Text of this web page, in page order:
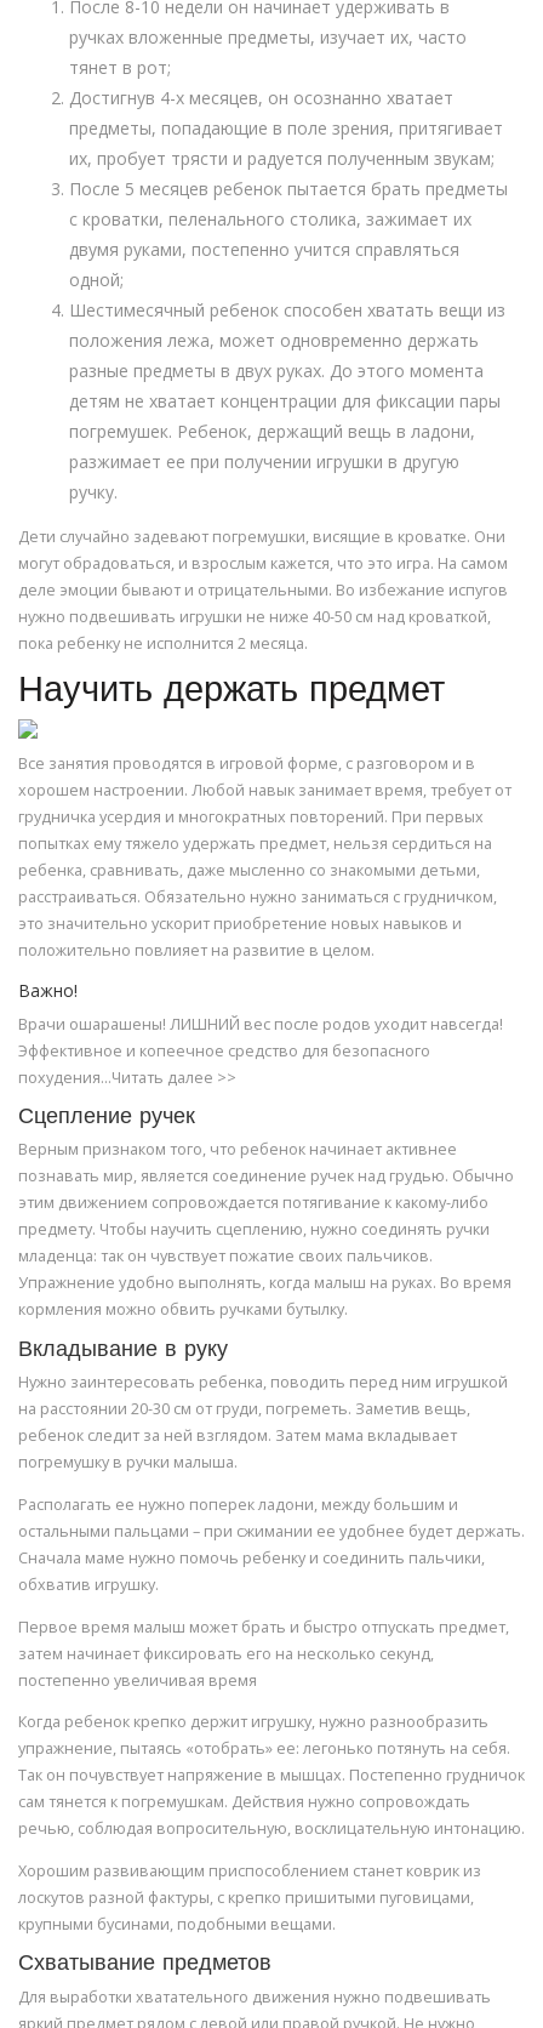
После 8-10 недели он начинает удерживать в
ручках вложенные предметы, изучает их, часто
тянет в рот;
Достигнув 4-х месяцев, он осознанно хватает
предметы, попадающие в поле зрения, притягивает
их, пробует трясти и радуется полученным звукам;
После 5 месяцев ребенок пытается брать предметы
с кроватки, пеленального столика, зажимает их
двумя руками, постепенно учится справляться
одной;
Шестимесячный ребенок способен хватать вещи из
положения лежа, может одновременно держать
разные предметы в двух руках. До этого момента
детям не хватает концентрации для фиксации пары
погремушек. Ребенок, держащий вещь в ладони,
разжимает ее при получении игрушки в другую
ручку.
Дети случайно задевают погремушки, висящие в кроватке. Они
могут обрадоваться, и взрослым кажется, что это игра. На самом
деле эмоции бывают и отрицательными. Во избежание испугов
нужно подвешивать игрушки не ниже 40-50 см над кроваткой,
пока ребенку не исполнится 2 месяца.
Научить держать предмет
Все занятия проводятся в игровой форме, с разговором и в
хорошем настроении. Любой навык занимает время, требует от
грудничка усердия и многократных повторений. При первых
попытках ему тяжело удержать предмет, нельзя сердиться на
ребенка, сравнивать, даже мысленно со знакомыми детьми,
расстраиваться. Обязательно нужно заниматься с грудничком,
это значительно ускорит приобретение новых навыков и
положительно повлияет на развитие в целом.
Важно!
Врачи ошарашены! ЛИШНИЙ вес после родов уходит навсегда!
Эффективное и копеечное средство для безопасного
похудения...Читать далее >>
Сцепление ручек
Верным признаком того, что ребенок начинает активнее
познавать мир, является соединение ручек над грудью. Обычно
этим движением сопровождается потягивание к какому-либо
предмету. Чтобы научить сцеплению, нужно соединять ручки
младенца: так он чувствует пожатие своих пальчиков.
Упражнение удобно выполнять, когда малыш на руках. Во время
кормления можно обвить ручками бутылку.
Вкладывание в руку
Нужно заинтересовать ребенка, поводить перед ним игрушкой
на расстоянии 20-30 см от груди, погреметь. Заметив вещь,
ребенок следит за ней взглядом. Затем мама вкладывает
погремушку в ручки малыша.
Располагать ее нужно поперек ладони, между большим и
остальными пальцами – при сжимании ее удобнее будет держать.
Сначала маме нужно помочь ребенку и соединить пальчики,
обхватив игрушку.
Первое время малыш может брать и быстро отпускать предмет,
затем начинает фиксировать его на несколько секунд,
постепенно увеличивая время
Когда ребенок крепко держит игрушку, нужно разнообразить
упражнение, пытаясь «отобрать» ее: легонько потянуть на себя.
Так он почувствует напряжение в мышцах. Постепенно грудничок
сам тянется к погремушкам. Действия нужно сопровождать
речью, соблюдая вопросительную, восклицательную интонацию.
Хорошим развивающим приспособлением станет коврик из
лоскутов разной фактуры, с крепко пришитыми пуговицами,
крупными бусинами, подобными вещами.
Схватывание предметов
Для выработки хватательного движения нужно подвешивать
яркий предмет рядом с левой или правой ручкой. Не нужно